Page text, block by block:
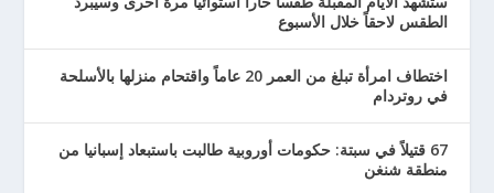
الطقس لاحقاً خلال الأسبوع
اختطاف امرأة تبلغ من العمر 20 عاماً واقتحام منزلها بالأسلحة
في روتردام
67 قتيلاً في سبتة: حكومات أوروبية طالبت باستبعاد إسبانيا من
منطقة شنغن